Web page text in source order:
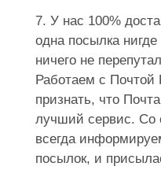
7. У нас 100%
одна посылка
ничего не
Работаем с Почтой
признать, что
лучший сервис. Со
всегда
посылок, и